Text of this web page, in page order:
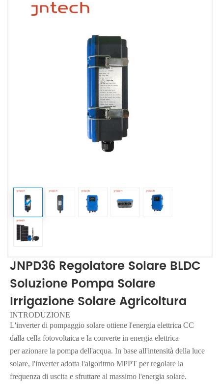
JNPD36 Regolatore Solare BLDC
Soluzione Pompa Solare
Irrigazione Solare Agricoltura
INTRODUZIONE
L'inverter di pompaggio solare ottiene l'energia elettrica CC
dalla cella fotovoltaica e la converte in energia elettrica
per azionare la pompa dell'acqua. In base all'intensità della luce
solare, l'inverter adotta l'algoritmo MPPT per regolare la
frequenza di uscita e sfruttare al massimo l'energia solare.